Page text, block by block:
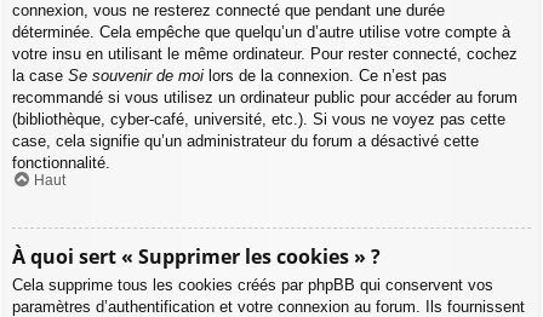
connexion, vous ne resterez connecté que pendant une durée
déterminée. Cela empêche que quelqu’un d’autre utilise votre compte à
votre insu en utilisant le même ordinateur. Pour rester connecté, cochez
la case Se souvenir de moi lors de la connexion. Ce n’est pas
recommandé si vous utilisez un ordinateur public pour accéder au forum
(bibliothèque, cyber-café, université, etc.). Si vous ne voyez pas cette
case, cela signifie qu’un administrateur du forum a désactivé cette
fonctionnalité.
Haut
À quoi sert « Supprimer les cookies » ?
Cela supprime tous les cookies créés par phpBB qui conservent vos
paramètres d’authentification et votre connexion au forum. Ils fournissent